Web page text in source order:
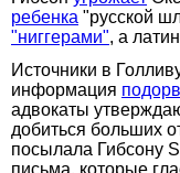
ребенка "русской
"ниггерами", а
Источники в
информация
адвокаты
добиться больших
посылала Гибсону
письма, которые